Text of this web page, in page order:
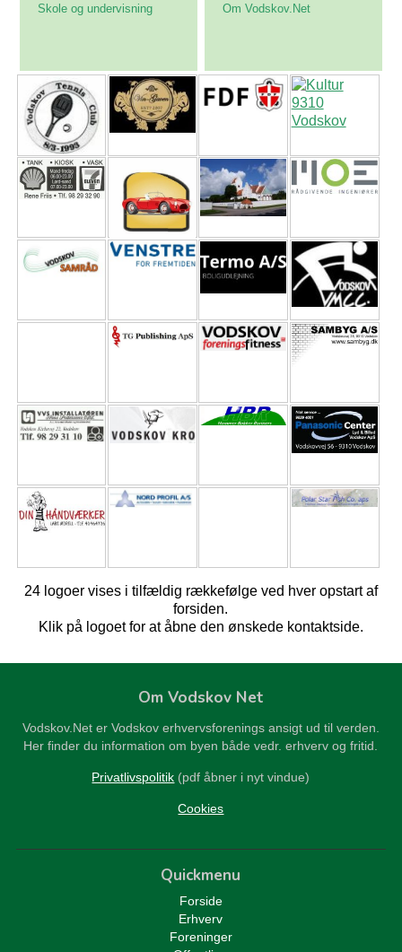
Skole og undervisning Om Vodskov.Net
24 logoer vises i tilfældig rækkefølge ved hver opstart af
forsiden.
Klik på logoet for at åbne den ønskede kontaktside.
Om Vodskov Net
Vodskov.Net er Vodskov erhvervsforenings ansigt ud til verden.
Her finder du information om byen både vedr. erhverv og fritid.
Privatlivspolitik (pdf åbner i nyt vindue)
Cookies
Quickmenu
Forside
Erhverv
Foreninger